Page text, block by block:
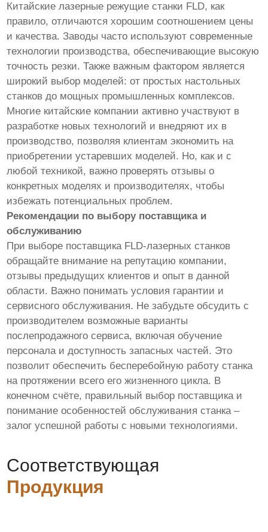
Китайские лазерные режущие станки FLD, как
правило, отличаются хорошим соотношением цены
и качества. Заводы часто используют современные
технологии производства, обеспечивающие высокую
точность резки. Также важным фактором является
широкий выбор моделей: от простых настольных
станков до мощных промышленных комплексов.
Многие китайские компании активно участвуют в
разработке новых технологий и внедряют их в
производство, позволяя клиентам экономить на
приобретении устаревших моделей. Но, как и с
любой техникой, важно проверять отзывы о
конкретных моделях и производителях, чтобы
избежать потенциальных проблем.
Рекомендации по выбору поставщика и
обслуживанию
При выборе поставщика FLD-лазерных станков
обращайте внимание на репутацию компании,
отзывы предыдущих клиентов и опыт в данной
области. Важно понимать условия гарантии и
сервисного обслуживания. Не забудьте обсудить с
производителем возможные варианты
послепродажного сервиса, включая обучение
персонала и доступность запасных частей. Это
позволит обеспечить бесперебойную работу станка
на протяжении всего его жизненного цикла. В
конечном счёте, правильный выбор поставщика и
понимание особенностей обслуживания станка –
залог успешной работы с новыми технологиями.
Соответствующая
Продукция